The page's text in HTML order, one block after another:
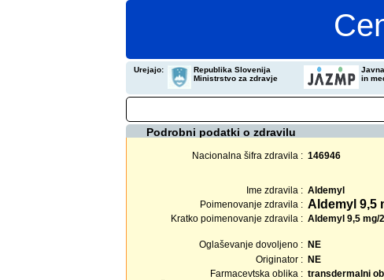
Urejajo:
Republika Slovenija
Ministrstvo za zdravje
in
Podrobni podatki o zdravilu
Nacionalna šifra zdravila : 146946
Ime zdravila : Aldemyl
Poimenovanje zdravila : Aldemyl 9,5
Kratko poimenovanje zdravila : Aldemyl 9,5 mg/
Oglaševanje dovoljeno : NE
Originator : NE
Farmacevtska oblika : transdermalni